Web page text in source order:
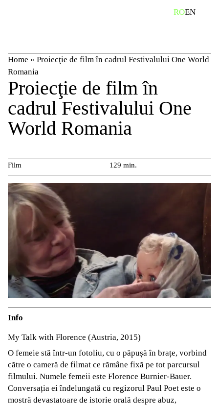
ROEN
Home » Proiecţie de film în cadrul Festivalului One World
Romania
Proiecţie de film în
cadrul Festivalului One
World Romania
Film 129 min.
Info
My Talk with Florence (Austria, 2015)
O femeie stă într-un fotoliu, cu o păpușă în brațe, vorbind
către o cameră de filmat ce rămâne fixă pe tot parcursul
filmului. Numele femeii este Florence Burnier-Bauer.
Conversația ei îndelungată cu regizorul Paul Poet este o
mostră devastatoare de istorie orală despre abuz,